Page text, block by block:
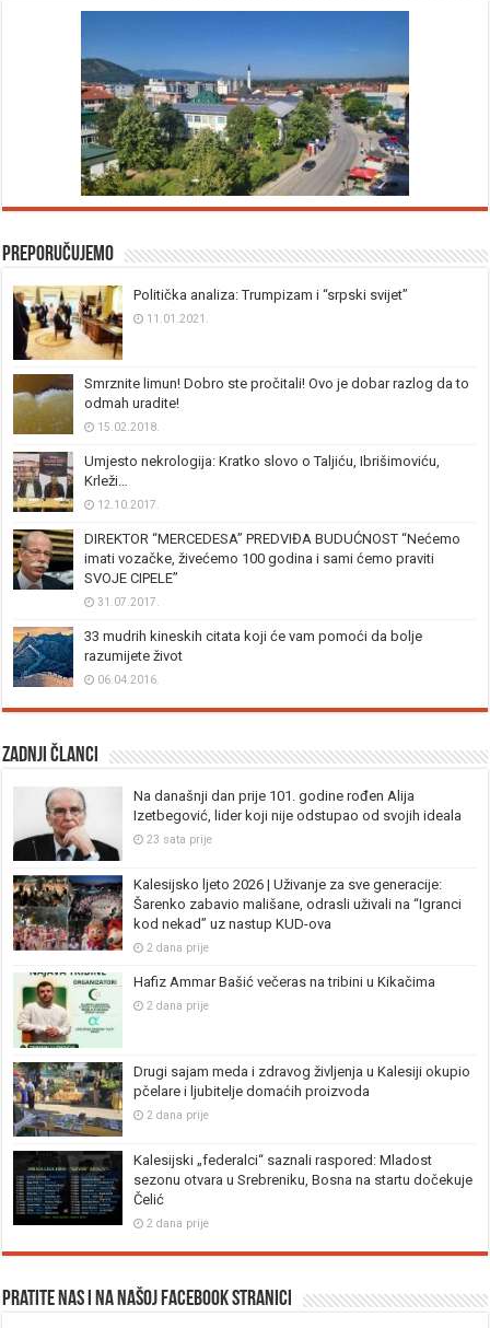
Preporučujemo
Politička analiza: Trumpizam i “srpski svijet”
11.01.2021.
Smrznite limun! Dobro ste pročitali! Ovo je dobar razlog da to
odmah uradite!
15.02.2018.
Umjesto nekrologija: Kratko slovo o Taljiću, Ibrišimoviću,
Krleži…
12.10.2017.
DIREKTOR “MERCEDESA” PREDVIĐA BUDUĆNOST “Nećemo
imati vozačke, živećemo 100 godina i sami ćemo praviti
SVOJE CIPELE”
31.07.2017.
33 mudrih kineskih citata koji će vam pomoći da bolje
razumijete život
06.04.2016.
Zadnji članci
Na današnji dan prije 101. godine rođen Alija
Izetbegović, lider koji nije odstupao od svojih ideala
23 sata prije
Kalesijsko ljeto 2026 | Uživanje za sve generacije:
Šarenko zabavio mališane, odrasli uživali na “Igranci
kod nekad” uz nastup KUD-ova
2 dana prije
Hafiz Ammar Bašić večeras na tribini u Kikačima
2 dana prije
Drugi sajam meda i zdravog življenja u Kalesiji okupio
pčelare i ljubitelje domaćih proizvoda
2 dana prije
Kalesijski „federalci“ saznali raspored: Mladost
sezonu otvara u Srebreniku, Bosna na startu dočekuje
Čelić
2 dana prije
Pratite nas i na našoj facebook stranici